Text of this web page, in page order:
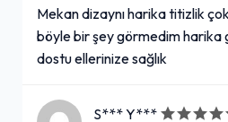
Mekan dizaynı harika titizlik
böyle bir şey görmedim harika
dostu ellerinize sağlık
S*** Y***